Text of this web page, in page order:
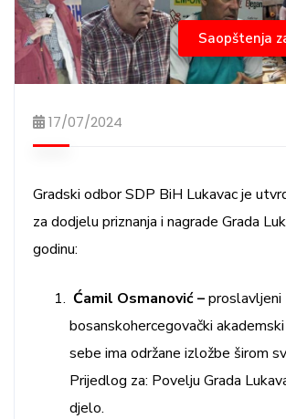
Saopštenja
17/07/2024
Gradski odbor SDP BiH Lukavac je
za dodjelu priznanja i nagrade Grada
godinu:
Ćamil Osmanović –proslavljeni
bosanskohercegovački
sebe ima održane izložbe širom
Prijedlog za: Povelju Grada
djelo.